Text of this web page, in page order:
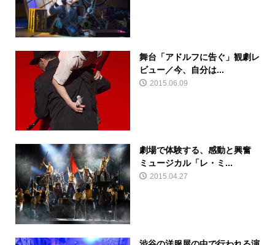
舞台「アドルフに告ぐ」観劇レ
ビュー／今、自分は...
2015.06.09
劇場で体験する、感動と興奮
ミュージカル「レ・ミ...
2015.04.27